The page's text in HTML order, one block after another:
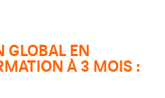
GLOBAL EN
À 3 MOIS :